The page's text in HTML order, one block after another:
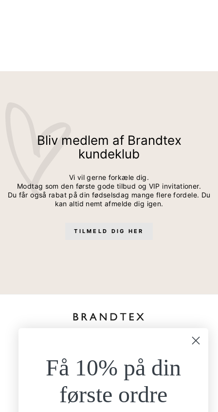
Bliv medlem af Brandtex
kundeklub
Vi vil gerne forkæle dig.
Modtag som den første gode tilbud og VIP invitationer.
Du får også rabat på din fødselsdag mange flere fordele. Du
kan altid nemt afmelde dig igen.
TILMELD DIG HER
Mandag - torsdag
9.00-15.00
9.00-13.00
Få 10% på din
første ordre